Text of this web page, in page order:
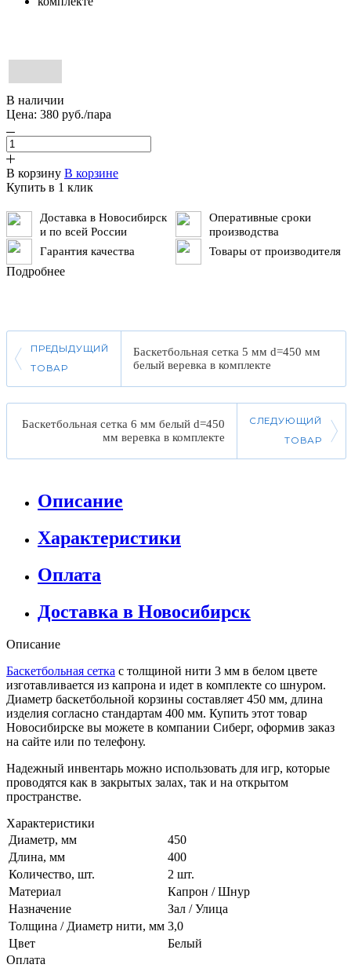
В наличии
Цена: 380 руб./пара
В корзину В корзине
Купить в 1 клик
Доставка в Новосибирск
и по всей России
Оперативные сроки
производства
Гарантия качества
Товары от производителя
Подробнее
ПРЕДЫДУЩИЙ
ТОВАР
Баскетбольная сетка 5 мм d=450 мм
белый веревка в комплекте
Баскетбольная сетка 6 мм белый d=450
мм веревка в комплекте
СЛЕДУЮЩИЙ
ТОВАР
Описание
Характеристики
Оплата
Доставка в Новосибирск
Описание
Баскетбольная сетка с толщиной нити 3 мм в белом цвете
изготавливается из капрона и идет в комплекте со шнуром.
Диаметр баскетбольной корзины составляет 450 мм, длина
изделия согласно стандартам 400 мм. Купить этот товар
Новосибирске вы можете в компании Сиберг, оформив заказ
на сайте или по телефону.
Надежный инвентарь можно использовать для игр, которые
проводятся как в закрытых залах, так и на открытом
пространстве.
Характеристики
Диаметр, мм
450
Длина, мм
400
Количество, шт.
2 шт.
Материал
Капрон / Шнур
Назначение
Зал / Улица
Толщина / Диаметр нити, мм 3,0
Цвет
Белый
Оплата